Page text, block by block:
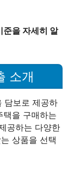
준을 자세히 알
소개
담보로 제공하
택을 구매하는
공하는 다양한
상품을 선택